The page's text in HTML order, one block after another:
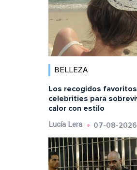
BELLEZA
Los recogidos
celebrities para
calor con estilo
Lucía Lera 07-08-2026